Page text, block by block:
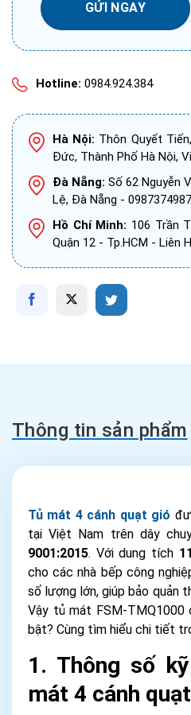
Hotline: 0984.924.384
Hà Nội: Thôn Quyết
Đức, Thành Phố Hà Nội,
Đà Nẵng: Số 62 Nguyễn
Lệ, Đà Nẵng - 0987374987
Hồ Chí Minh: 106 Trần
Quận 12 - Tp.HCM - Liên
Thông tin sản phẩm
Tủ mát 4 cánh quạt gió
tại Việt Nam trên dây
9001:2015. Với dung tích
cho các nhà bếp công
số lượng lớn, giúp bảo quản
Vậy tủ mát FSM-
bật? Cùng tìm hiểu chi tiết
1. Thông số
mát 4 cánh